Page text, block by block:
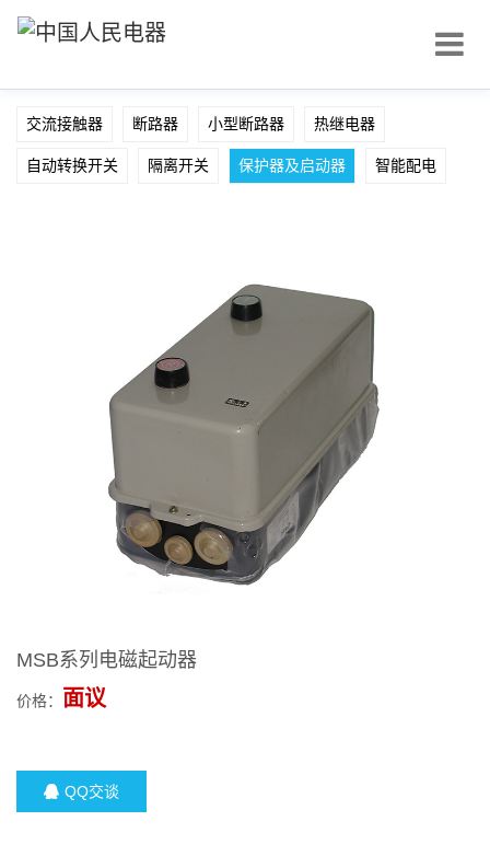
交流接触器 断路器 小型断路器 热继电器
自动转换开关 隔离开关 保护器及启动器 智能配电
MSB系列电磁起动器
价格： 面议
QQ交谈